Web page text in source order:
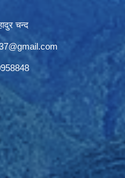
चन्द